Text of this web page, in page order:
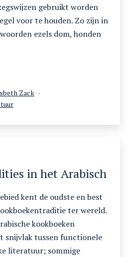
gebruikt worden
voor te houden. Zo zijn in
ezels dom, honden
Zack
in het Arabisch
kent de oudste en best
ter wereld.
kookboeken
snijvlak tussen functionele
literatuur; sommige